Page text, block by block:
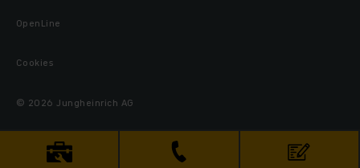
OpenLine
Cookies
© 2026 Jungheinrich AG